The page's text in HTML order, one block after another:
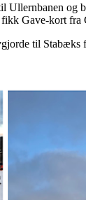
Ullernbanen
Gave-kort fra
til